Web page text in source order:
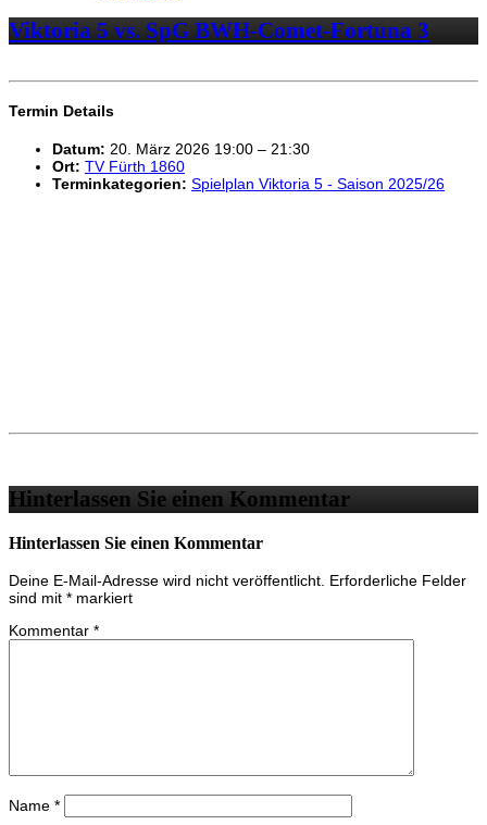
Viktoria 5 vs. SpG BWH-Comet-Fortuna 3
Termin Details
Datum: 20. März 2026 19:00 – 21:30
Ort: TV Fürth 1860
Terminkategorien: Spielplan Viktoria 5 - Saison 2025/26
Hinterlassen Sie einen Kommentar
Hinterlassen Sie einen Kommentar
Deine E-Mail-Adresse wird nicht veröffentlicht. Erforderliche Felder
sind mit * markiert
Kommentar *
Name *